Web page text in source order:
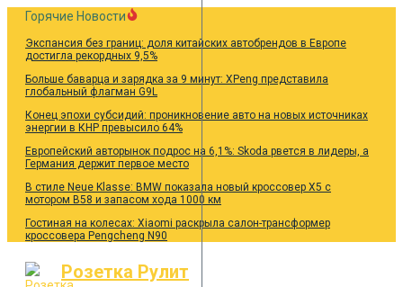
Перейти
содержанию
Горячие Новости
Экспансия без границ: доля китайских автобрендов в Европе
достигла рекордных 9,5%
Больше баварца и зарядка за 9 минут: XPeng представила
глобальный флагман G9L
Конец эпохи субсидий: проникновение авто на новых источниках
энергии в КНР превысило 64%
Европейский авторынок подрос на 6,1%: Skoda рвется в лидеры, а
Германия держит первое место
В стиле Neue Klasse: BMW показала новый кроссовер X5 с
мотором B58 и запасом хода 1000 км
Гостиная на колесах: Xiaomi раскрыла салон-трансформер
кроссовера Pengcheng N90
Розетка Рулит